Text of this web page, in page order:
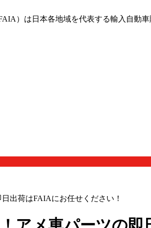
）は日本各地域を代表する輸入自動
出荷はFAIAにお任せください！